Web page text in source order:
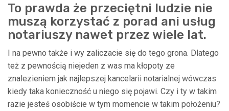
To prawda że przeciętni ludzie nie
muszą korzystać z porad ani usług
notariuszy nawet przez wiele lat.
I na pewno także i wy zaliczacie się do tego grona. Dlatego
też z pewnością niejeden z was ma kłopoty ze
znalezieniem jak najlepszej kancelarii notarialnej wówczas
kiedy taka konieczność u niego się pojawi. Czy i ty w takim
razie jesteś osobiście w tym momencie w takim położeniu?